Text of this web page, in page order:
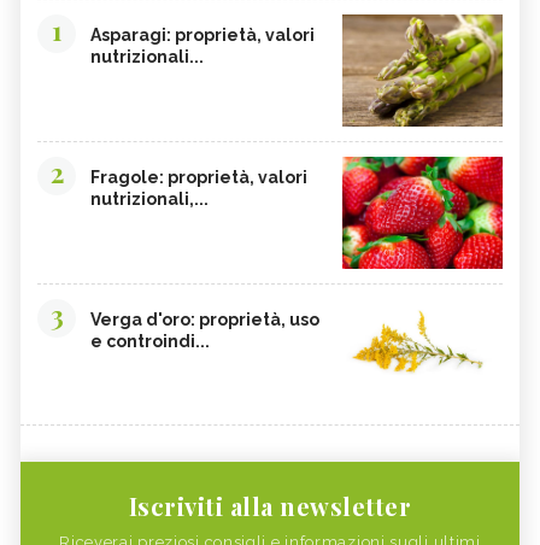
1
Asparagi: proprietà, valori
nutrizionali...
2
Fragole: proprietà, valori
nutrizionali,...
3
Verga d'oro: proprietà, uso
e controindi...
Iscriviti alla newsletter